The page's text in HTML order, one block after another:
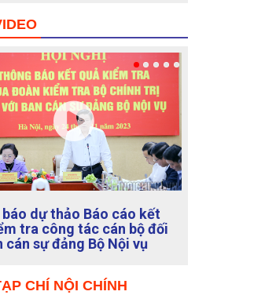
Ban Chỉ đạo Trung ương về
tham nhũng, tiêu cực dưới sự
đồng chí Tổng Bí thư Nguyễn
Trưởng Ban Chỉ đạo để thảo
ý kiến về kết quả chỉ đạo xử lý
án, vụ việc thuộc diện ...
mặt là cơ sở dẫn độ tội
trốn
CHÍ NỘI CHÍNH